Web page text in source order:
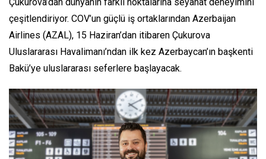
Çukurova’dan dünyanın farklı noktalarına seyahat deneyimini
çeşitlendiriyor. COV’un güçlü iş ortaklarından Azerbaijan
Airlines (AZAL), 15 Haziran’dan itibaren Çukurova
Uluslararası Havalimanı’ndan ilk kez Azerbaycan’ın başkenti
Bakü’ye uluslararası seferlere başlayacak.